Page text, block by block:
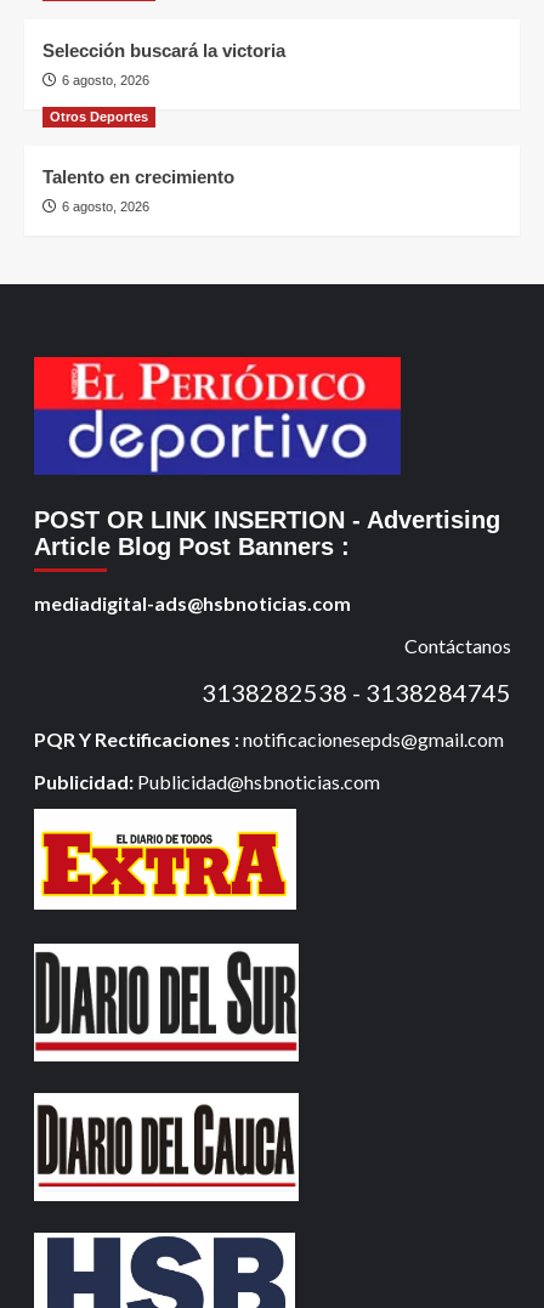
Selección buscará la victoria
6 agosto, 2026
Otros Deportes
Talento en crecimiento
6 agosto, 2026
POST OR LINK INSERTION - Advertising
Article Blog Post Banners :
mediadigital-ads@hsbnoticias.com
Contáctanos
3138282538 - 3138284745
PQR Y Rectificaciones :notificacionesepds@gmail.com
Publicidad: Publicidad@hsbnoticias.com